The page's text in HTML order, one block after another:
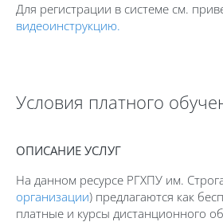
Для регистрации в системе см.
видеоинструкцию.
Условия платного
ОПИСАНИЕ УСЛУГ
На данном ресурсе РГХПУ им.
организации) предлагаются как
платные и курсы дистанционного